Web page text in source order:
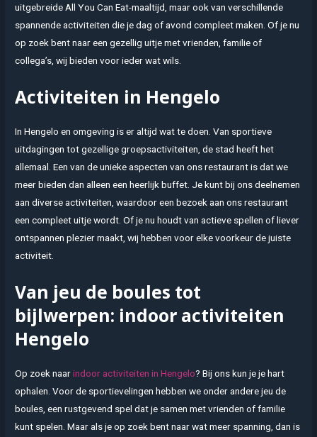
uitgebreide All You Can Eat-maaltijd, maar ook van verschillende
spannende activiteiten die je dag of avond compleet maken. Of je nu
op zoek bent naar een gezellig uitje met vrienden, familie of
collega’s, wij bieden voor ieder wat wils.
Activiteiten in Hengelo
In Hengelo en omgeving is er altijd wat te doen. Van sportieve
uitdagingen tot gezellige groepsactiviteiten, de stad heeft het
allemaal. Een van de unieke aspecten van ons restaurant is dat we
meer bieden dan alleen een heerlijk buffet. Je kunt bij ons deelnemen
aan diverse activiteiten, waardoor een bezoek aan ons restaurant
een compleet uitje wordt. Of je nu houdt van actieve spellen of liever
ontspannen plezier maakt, wij hebben voor elke voorkeur de juiste
activiteit.
Van jeu de boules tot
bijlwerpen: indoor activiteiten
Hengelo
Op zoek naarindoor activiteiten in Hengelo? Bij ons kun je je hart
ophalen. Voor de sportievelingen hebben we onder andere jeu de
boules, een rustgevend spel dat je samen met vrienden of familie
kunt spelen. Maar als je op zoek bent naar wat meer spanning, dan is